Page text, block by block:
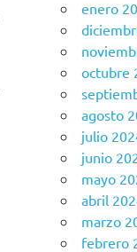
enero
octubre
agosto
julio
junio
mayo
abril
marzo
febrero